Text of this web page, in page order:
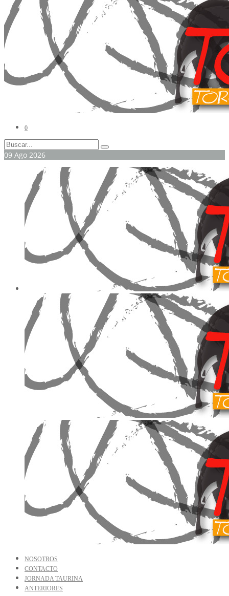
0
09 Ago 2026
NOSOTROS
CONTACTO
JORNADA TAURINA
ANTERIORES